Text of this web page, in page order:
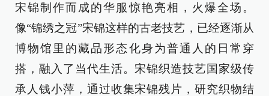
宋锦制作而成的华服惊艳亮相，火爆全场。
像“锦绣之冠”宋锦这样的古老技艺，已经逐渐从
博物馆里的藏品形态化身为普通人的日常穿
搭，融入了当代生活。宋锦织造技艺国家级传
承人钱小萍，通过收集宋锦残片，研究织物结